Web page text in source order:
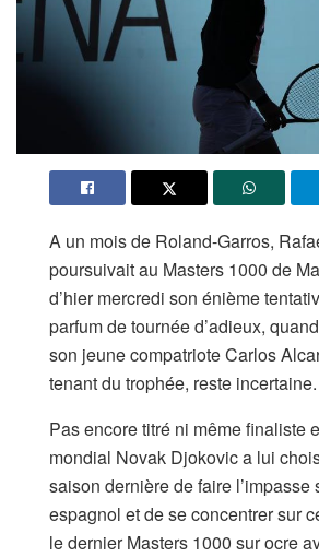
A un mois de Roland-Garros,
poursuivait au Masters 1000 de
d’hier mercredi son énième
parfum de tournée d’adieux,
son jeune compatriote Carlos
tenant du trophée, reste incertaine.
Pas encore titré ni même finaliste
mondial Novak Djokovic a lui
saison dernière de faire l’impasse
espagnol et de se concentrer sur
le dernier Masters 1000 sur ocre